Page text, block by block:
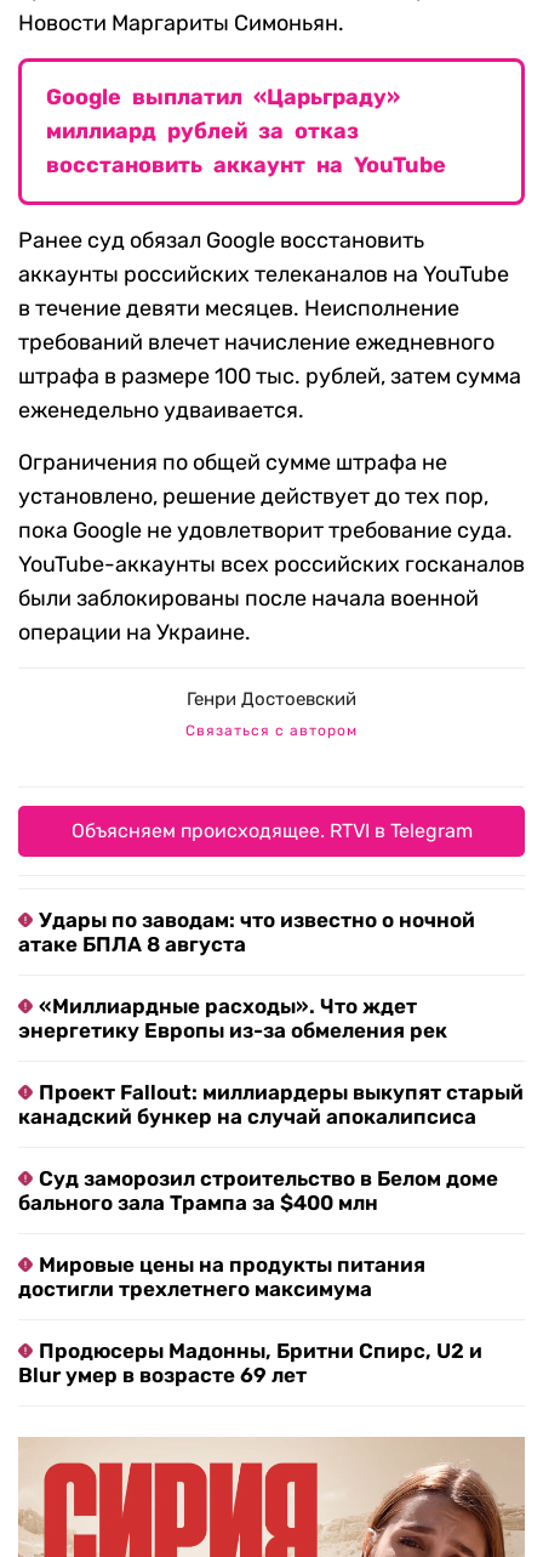
Новости Маргариты Симоньян.
Google выплатил «Царьграду»
миллиард рублей за отказ
восстановить аккаунт на YouTube
Ранее суд обязал Google восстановить
аккаунты российских телеканалов на YouTube
в течение девяти месяцев. Неисполнение
требований влечет начисление ежедневного
штрафа в размере 100 тыс. рублей, затем сумма
еженедельно удваивается.
Ограничения по общей сумме штрафа не
установлено, решение действует до тех пор,
пока Google не удовлетворит требование суда.
YouTube-аккаунты всех российских госканалов
были заблокированы после начала военной
операции на Украине.
Генри Достоевский
Связаться с автором
Объясняем происходящее. RTVI в Telegram
Удары по заводам: что известно о ночной
атаке БПЛА 8 августа
«Миллиардные расходы». Что ждет
энергетику Европы из-за обмеления рек
Проект Fallout: миллиардеры выкупят старый
канадский бункер на случай апокалипсиса
Суд заморозил строительство в Белом доме
бального зала Трампа за $400 млн
Мировые цены на продукты питания
достигли трехлетнего максимума
Продюсеры Мадонны, Бритни Спирс, U2 и
Blur умер в возрасте 69 лет